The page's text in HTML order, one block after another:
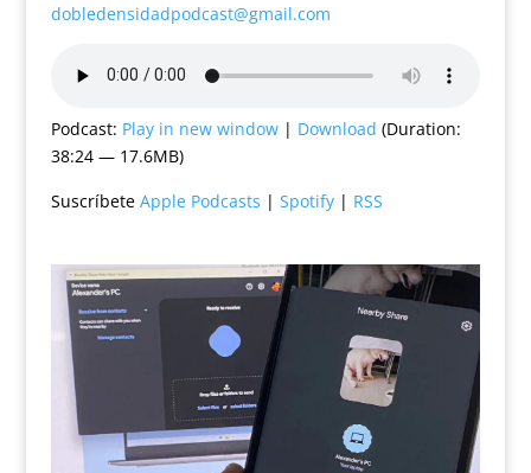
dobledensidadpodcast@gmail.com
Podcast: Play in new window| Download (Duration:
38:24 — 17.6MB)
Suscríbete Apple Podcasts | Spotify| RSS